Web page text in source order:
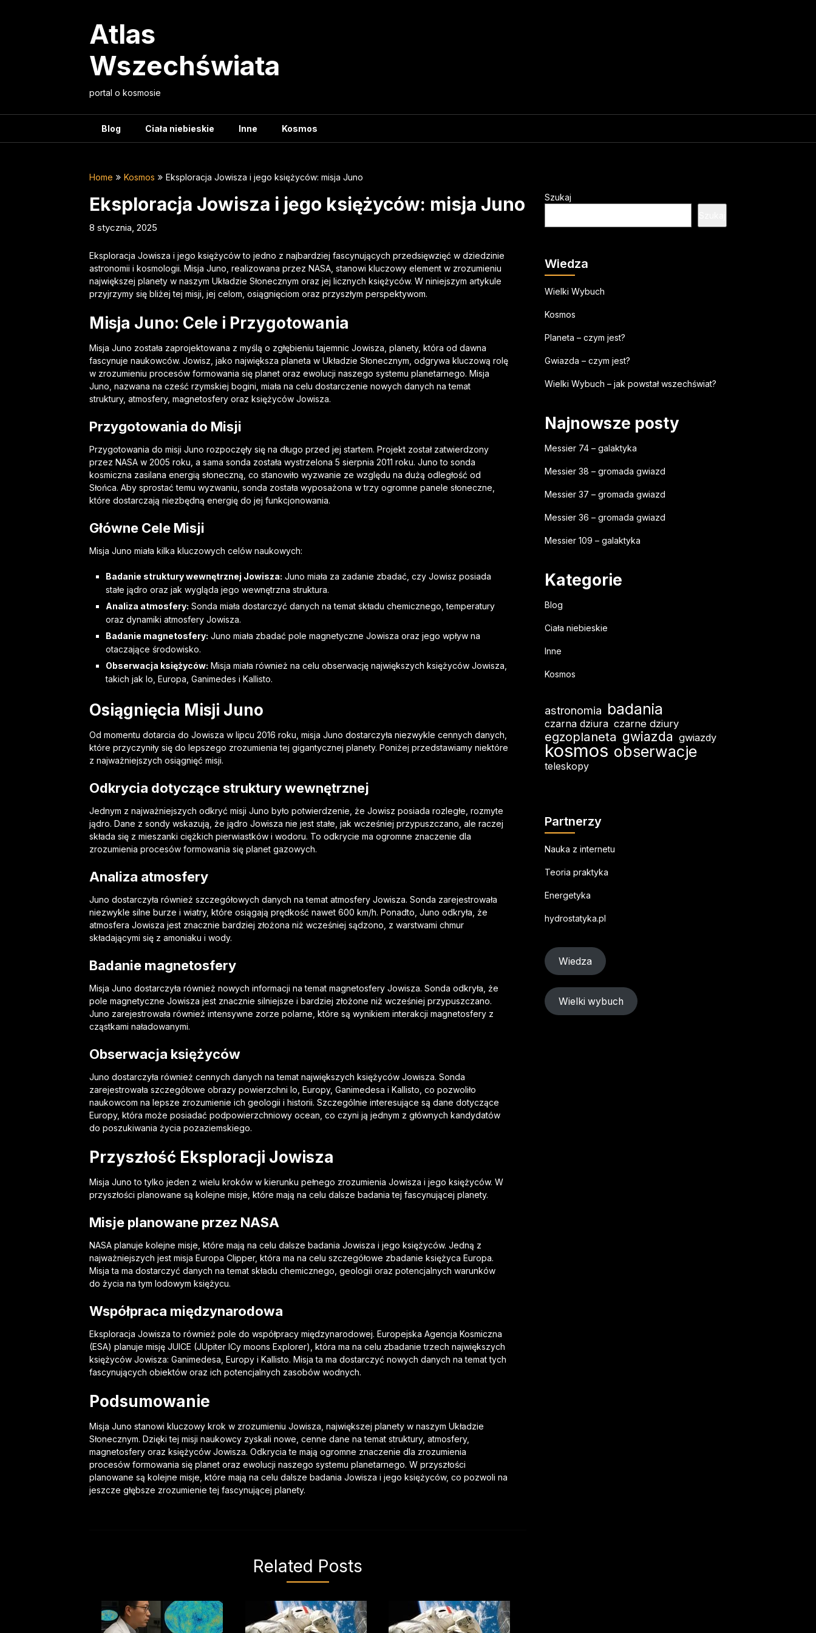
Atlas
Wszechświata
portal o kosmosie
Blog Ciała niebieskie Inne Kosmos
Home Kosmos Eksploracja Jowisza i jego księżyców: misja Juno
Eksploracja Jowisza i jego księżyców: misja Juno
8 stycznia, 2025
Eksploracja Jowisza i jego księżyców to jedno z najbardziej fascynujących przedsięwzięć w dziedzinie
astronomii i kosmologii. Misja Juno, realizowana przez NASA, stanowi kluczowy element w zrozumieniu
największej planety w naszym Układzie Słonecznym oraz jej licznych księżyców. W niniejszym artykule
przyjrzymy się bliżej tej misji, jej celom, osiągnięciom oraz przyszłym perspektywom.
Misja Juno: Cele i Przygotowania
Misja Juno została zaprojektowana z myślą o zgłębieniu tajemnic Jowisza, planety, która od dawna
fascynuje naukowców. Jowisz, jako największa planeta w Układzie Słonecznym, odgrywa kluczową rolę
w zrozumieniu procesów formowania się planet oraz ewolucji naszego systemu planetarnego. Misja
Juno, nazwana na cześć rzymskiej bogini, miała na celu dostarczenie nowych danych na temat
struktury, atmosfery, magnetosfery oraz księżyców Jowisza.
Przygotowania do Misji
Przygotowania do misji Juno rozpoczęły się na długo przed jej startem. Projekt został zatwierdzony
przez NASA w 2005 roku, a sama sonda została wystrzelona 5 sierpnia 2011 roku. Juno to sonda
kosmiczna zasilana energią słoneczną, co stanowiło wyzwanie ze względu na dużą odległość od
Słońca. Aby sprostać temu wyzwaniu, sonda została wyposażona w trzy ogromne panele słoneczne,
które dostarczają niezbędną energię do jej funkcjonowania.
Główne Cele Misji
Misja Juno miała kilka kluczowych celów naukowych:
Badanie struktury wewnętrznej Jowisza: Juno miała za zadanie zbadać, czy Jowisz posiada
stałe jądro oraz jak wygląda jego wewnętrzna struktura.
Analiza atmosfery: Sonda miała dostarczyć danych na temat składu chemicznego, temperatury
oraz dynamiki atmosfery Jowisza.
Badanie magnetosfery: Juno miała zbadać pole magnetyczne Jowisza oraz jego wpływ na
otaczające środowisko.
Obserwacja księżyców: Misja miała również na celu obserwację największych księżyców Jowisza,
takich jak Io, Europa, Ganimedes i Kallisto.
Osiągnięcia Misji Juno
Od momentu dotarcia do Jowisza w lipcu 2016 roku, misja Juno dostarczyła niezwykle cennych danych,
które przyczyniły się do lepszego zrozumienia tej gigantycznej planety. Poniżej przedstawiamy niektóre
z najważniejszych osiągnięć misji.
Odkrycia dotyczące struktury wewnętrznej
Jednym z najważniejszych odkryć misji Juno było potwierdzenie, że Jowisz posiada rozległe, rozmyte
jądro. Dane z sondy wskazują, że jądro Jowisza nie jest stałe, jak wcześniej przypuszczano, ale raczej
składa się z mieszanki ciężkich pierwiastków i wodoru. To odkrycie ma ogromne znaczenie dla
zrozumienia procesów formowania się planet gazowych.
Analiza atmosfery
Juno dostarczyła również szczegółowych danych na temat atmosfery Jowisza. Sonda zarejestrowała
niezwykle silne burze i wiatry, które osiągają prędkość nawet 600 km/h. Ponadto, Juno odkryła, że
atmosfera Jowisza jest znacznie bardziej złożona niż wcześniej sądzono, z warstwami chmur
składającymi się z amoniaku i wody.
Badanie magnetosfery
Misja Juno dostarczyła również nowych informacji na temat magnetosfery Jowisza. Sonda odkryła, że
pole magnetyczne Jowisza jest znacznie silniejsze i bardziej złożone niż wcześniej przypuszczano.
Juno zarejestrowała również intensywne zorze polarne, które są wynikiem interakcji magnetosfery z
cząstkami naładowanymi.
Obserwacja księżyców
Juno dostarczyła również cennych danych na temat największych księżyców Jowisza. Sonda
zarejestrowała szczegółowe obrazy powierzchni Io, Europy, Ganimedesa i Kallisto, co pozwoliło
naukowcom na lepsze zrozumienie ich geologii i historii. Szczególnie interesujące są dane dotyczące
Europy, która może posiadać podpowierzchniowy ocean, co czyni ją jednym z głównych kandydatów
do poszukiwania życia pozaziemskiego.
Przyszłość Eksploracji Jowisza
Misja Juno to tylko jeden z wielu kroków w kierunku pełnego zrozumienia Jowisza i jego księżyców. W
przyszłości planowane są kolejne misje, które mają na celu dalsze badania tej fascynującej planety.
Misje planowane przez NASA
NASA planuje kolejne misje, które mają na celu dalsze badania Jowisza i jego księżyców. Jedną z
najważniejszych jest misja Europa Clipper, która ma na celu szczegółowe zbadanie księżyca Europa.
Misja ta ma dostarczyć danych na temat składu chemicznego, geologii oraz potencjalnych warunków
do życia na tym lodowym księżycu.
Współpraca międzynarodowa
Eksploracja Jowisza to również pole do współpracy międzynarodowej. Europejska Agencja Kosmiczna
(ESA) planuje misję JUICE (JUpiter ICy moons Explorer), która ma na celu zbadanie trzech największych
księżyców Jowisza: Ganimedesa, Europy i Kallisto. Misja ta ma dostarczyć nowych danych na temat tych
fascynujących obiektów oraz ich potencjalnych zasobów wodnych.
Podsumowanie
Misja Juno stanowi kluczowy krok w zrozumieniu Jowisza, największej planety w naszym Układzie
Słonecznym. Dzięki tej misji naukowcy zyskali nowe, cenne dane na temat struktury, atmosfery,
magnetosfery oraz księżyców Jowisza. Odkrycia te mają ogromne znaczenie dla zrozumienia
procesów formowania się planet oraz ewolucji naszego systemu planetarnego. W przyszłości
planowane są kolejne misje, które mają na celu dalsze badania Jowisza i jego księżyców, co pozwoli na
jeszcze głębsze zrozumienie tej fascynującej planety.
Related Posts
Szukaj
Wiedza
Wielki Wybuch
Kosmos
Planeta – czym jest?
Gwiazda – czym jest?
Wielki Wybuch – jak powstał wszechświat?
Najnowsze posty
Messier 74 – galaktyka
Messier 38 – gromada gwiazd
Messier 37 – gromada gwiazd
Messier 36 – gromada gwiazd
Messier 109 – galaktyka
Kategorie
Blog
Ciała niebieskie
Inne
Kosmos
astronomia badania
czarna dziura czarne dziury
egzoplaneta gwiazda gwiazdy
kosmos obserwacje
teleskopy
Partnerzy
Nauka z internetu
Teoria praktyka
Energetyka
hydrostatyka.pl
Wiedza
Wielki wybuch